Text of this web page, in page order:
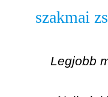
szakmai
Legjobb